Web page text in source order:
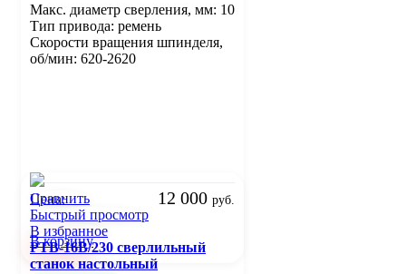
Цена: 12 000 руб.
Макс. диаметр сверления, мм: 10
Тип привода: ремень
Скорости вращения шпинделя,
об/мин: 620-2620
В корзину
Сравнить
Быстрый просмотр
В избранное
PTB-16B/230 сверлильный
станок настольный